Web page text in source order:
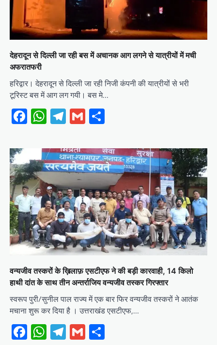
देहरादून से दिल्ली जा रही बस में अचानक आग लगने से यात्रीयों में मची
अफरातफरी
हरिद्वार। देहरादून से दिल्ली जा रही निजी कंपनी की यात्रीयों से भरी
टूरिस्ट बस में आग लग गयी। बस मे…
Facebook
WhatsApp
Telegram
Gmail
वन्यजीव तस्करों के ख़िलाफ़ एसटीएफ ने की बड़ी कारवाही, 14 किलो
हाथी दांत के साथ तीन अन्तर्राजिय वन्यजीव तस्कर गिरफ्तार
स्वरूप पुरी/सुनील पाल राज्य में एक बार फिर वन्यजीव तस्करों ने आतंक
मचाना शुरू कर दिया है । उत्तराखंड एसटीएफ,…
Facebook
WhatsApp
Telegram
Gmail